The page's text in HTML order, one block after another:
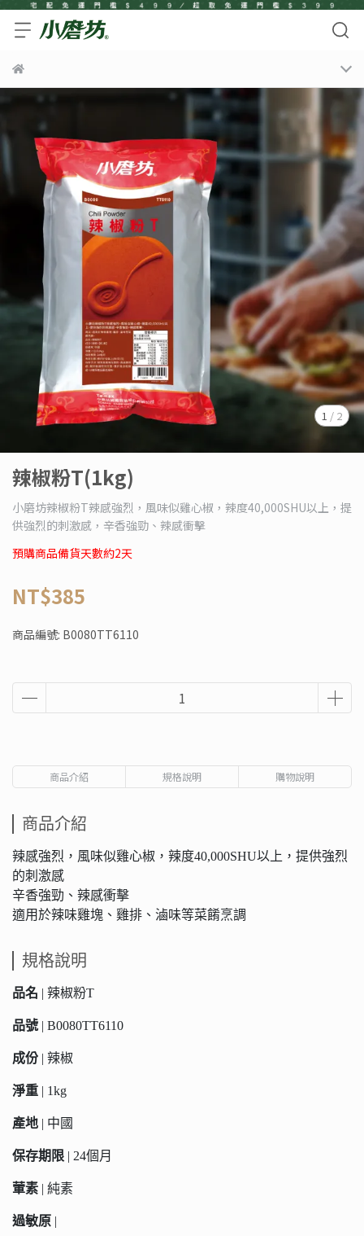
1 / 2
辣椒粉T(1kg)
小磨坊辣椒粉T辣感強烈，風味似雞心椒，辣度40,000SHU以上，提
供強烈的刺激感，辛香強勁、辣感衝擊
預購商品備貨天數約2天
NT$385
商品編號: B0080TT6110
商品介紹 規格說明 購物說明
商品介紹
辣感強烈，風味似雞心椒，辣度40,000SHU以上，提供強烈
的刺激感
辛香強勁、辣感衝擊
適用於辣味雞塊、雞排、滷味等菜餚烹調
規格說明
品名 | 辣椒粉T
品號 | B0080TT6110
成份 | 辣椒
淨重 | 1kg
產地 | 中國
保存期限 | 24個月
葷素 | 純素
過敏原 |